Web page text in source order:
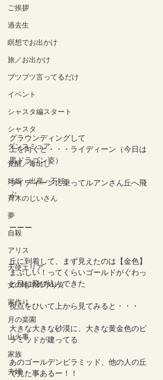
ご挨拶
過去生
瞑想でお出かけ
旅／お出かけ
ブツブツ言ってるだけ
イベント
シャスタ編スタート
シャスタ
ダンスミュア
覚醒／毒出し
妊娠・出産・不妊
斉木のじいさん
夢
自殺
アリス
天使エリア
女の地球の守り方
家作り
月の楽園
山火事
家族
夫婦
グラウンディングして
上を向くと・・・ライディーン（今日は
黒ドラゴン姿）
ライディーンに乗ってルアンさん丘へ飛
ぶ
ーーー
丘に到着して、まず見えたのは【金色】
まぶしい！ってくらいゴールドがぐわっ
と目に飛び込んできた
視点をひいて上から見てみると・・・
大きな大きな砂漠に、大きな黄金色のピ
ラミッドが建ってる
あのゴールデンピラミッド、他の人の丘
で見た事あるー！！